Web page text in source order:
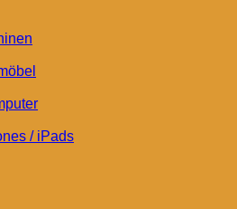
/ iPads